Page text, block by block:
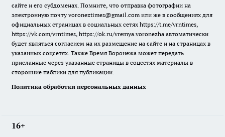
сайте и его субдоменах. Помните, что отправка фотографии на
электронную почту voroneztimes@gmail.com или же в сообщениях для
официальных страницах в социальных сетях https://t.me/vrntimes,
https://vk.com/vrntimes, https://ok.ru/vremya.voronezha автоматически
будет являться согласием на их размещение на сайте и на страницах в
указанных соцсетях. Также Время Воронежа может передать
присланные через указанные страницы в соцсетях материалы в
сторонние паблики для публикации.
Политика обработки персональных данных
16+